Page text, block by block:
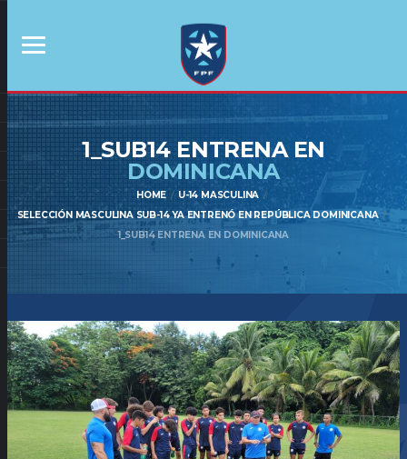
1_SUB14 ENTRENA EN
DOMINICANA
HOME
U-14 MASCULINA
SELECCIÓN MASCULINA SUB-14 YA ENTRENÓ EN REPÚBLICA DOMINICANA
1_SUB14 ENTRENA EN DOMINICANA